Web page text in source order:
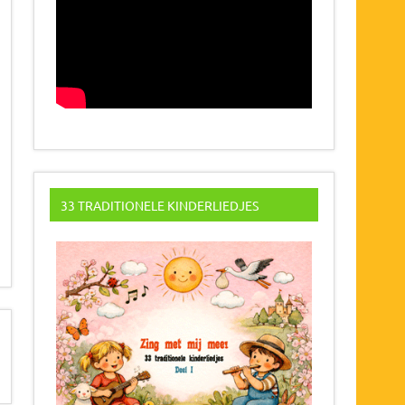
33 TRADITIONELE KINDERLIEDJES